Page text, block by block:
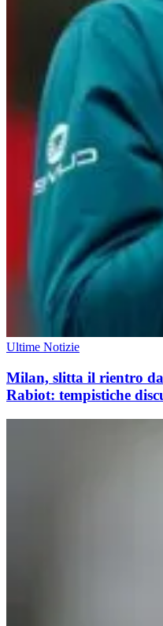
Ultime Notizie
Milan, slitta il rientro
Rabiot: tempistiche